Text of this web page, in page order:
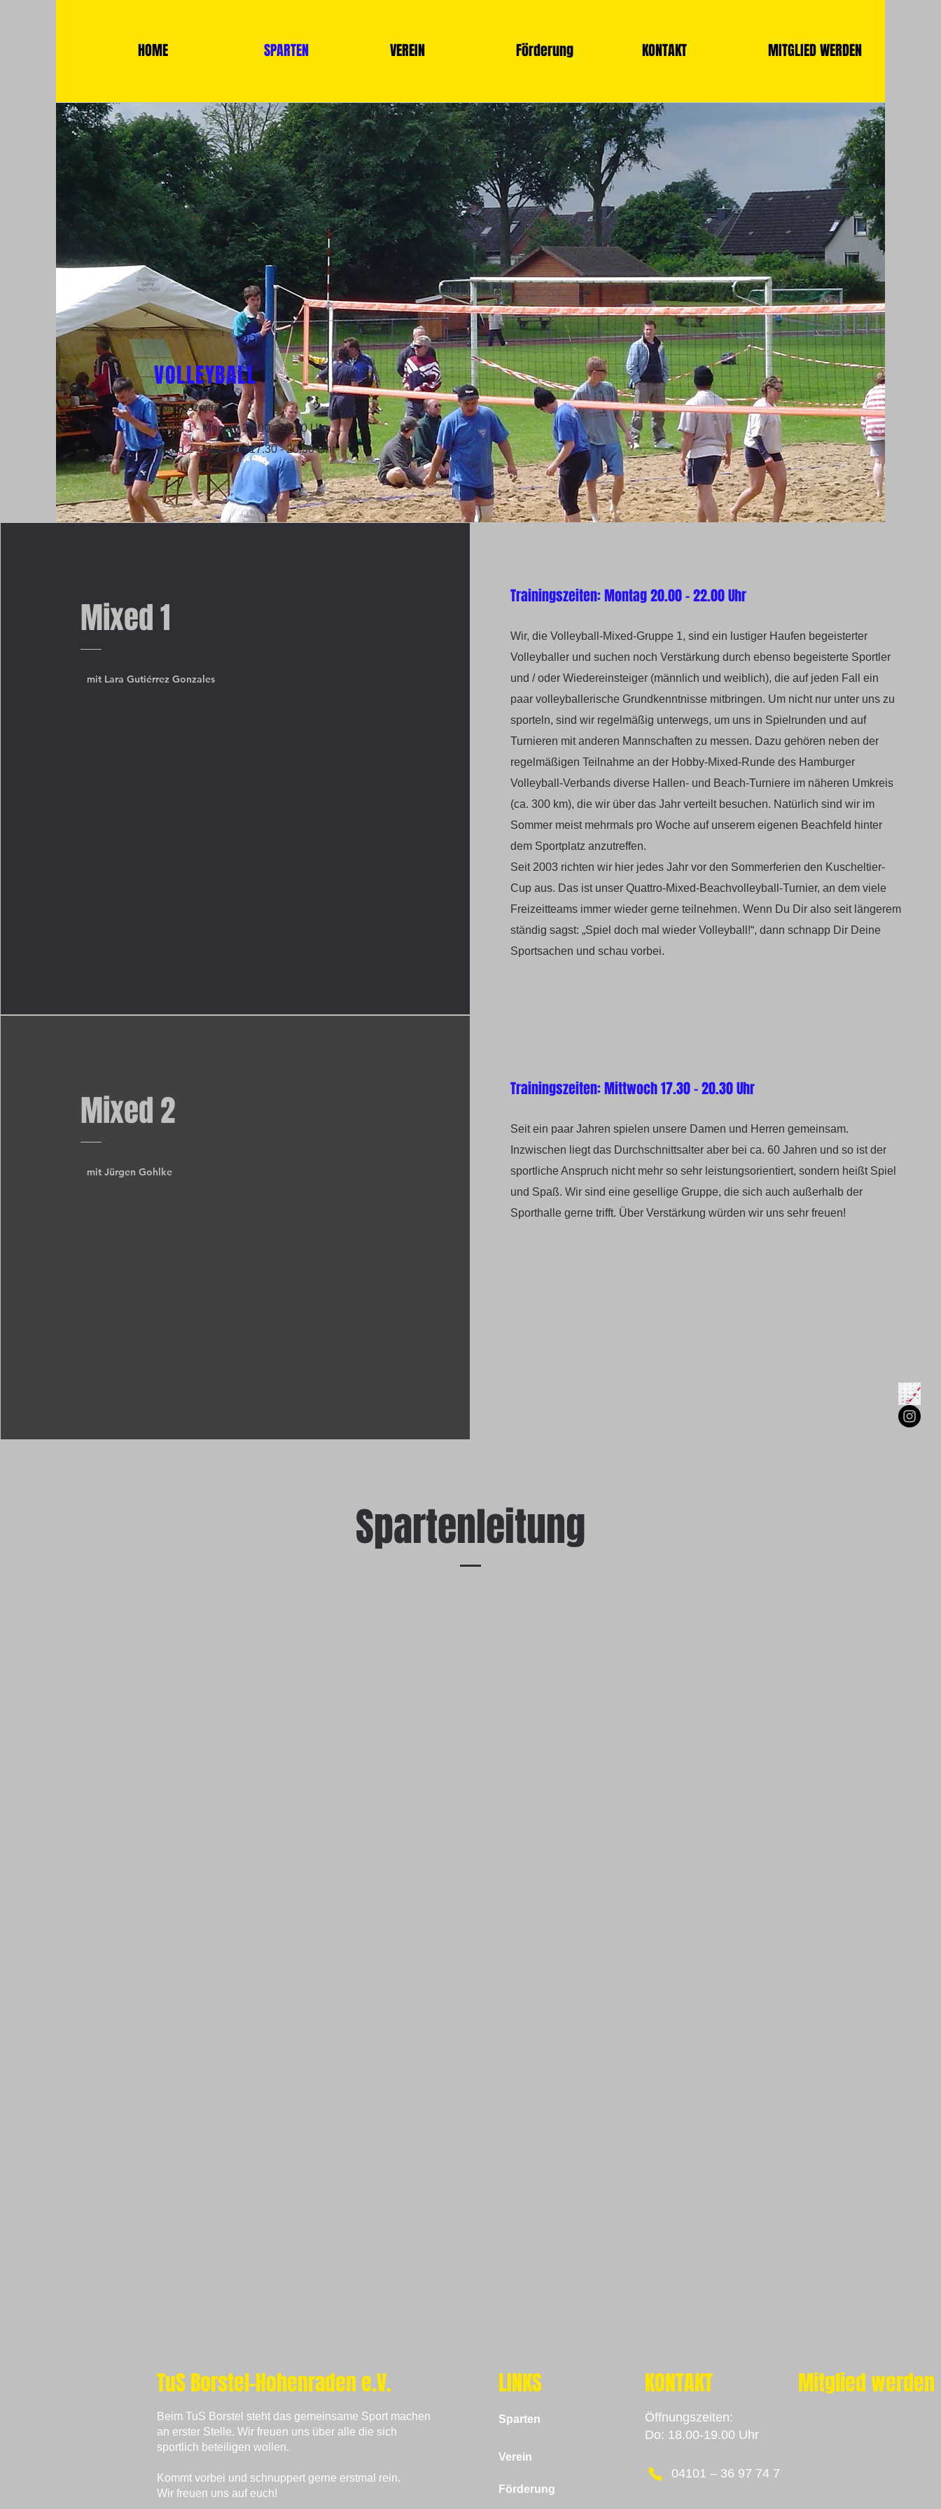
HOME SPARTEN VEREIN Förderung KONTAKT MITGLIED WERDEN
VOLLEYBALL
Übungszeiten:
Mixed 1 - Montag 20.00 - 22.00 Uhr
Mixed 2 - Mittwoch 17.30 - 20.30 Uhr
Mixed 1
mit Lara Gutiérrez Gonzales
Trainingszeiten: Montag 20.00 - 22.00 Uhr
Wir, die Volleyball-Mixed-Gruppe 1, sind ein lustiger Haufen begeisterter
Volleyballer und suchen noch Verstärkung durch ebenso begeisterte Sportler
und / oder Wiedereinsteiger (männlich und weiblich), die auf jeden Fall ein
paar volleyballerische Grundkenntnisse mitbringen. Um nicht nur unter uns zu
sporteln, sind wir regelmäßig unterwegs, um uns in Spielrunden und auf
Turnieren mit anderen Mannschaften zu messen. Dazu gehören neben der
regelmäßigen Teilnahme an der Hobby-Mixed-Runde des Hamburger
Volleyball-Verbands diverse Hallen- und Beach-Turniere im näheren Umkreis
(ca. 300 km), die wir über das Jahr verteilt besuchen. Natürlich sind wir im
Sommer meist mehrmals pro Woche auf unserem eigenen Beachfeld hinter
dem Sportplatz anzutreffen.
Seit 2003 richten wir hier jedes Jahr vor den Sommerferien den Kuscheltier-
Cup aus. Das ist unser Quattro-Mixed-Beachvolleyball-Turnier, an dem viele
Freizeitteams immer wieder gerne teilnehmen. Wenn Du Dir also seit längerem
ständig sagst: „Spiel doch mal wieder Volleyball!“, dann schnapp Dir Deine
Sportsachen und schau vorbei.
Mixed 2
mit Jürgen Gohlke
Trainingszeiten: Mittwoch 17.30 - 20.30 Uhr
Seit ein paar Jahren spielen unsere Damen und Herren gemeinsam.
Inzwischen liegt das Durchschnittsalter aber bei ca. 60 Jahren und so ist der
sportliche Anspruch nicht mehr so sehr leistungsorientiert, sondern heißt Spiel
und Spaß. Wir sind eine gesellige Gruppe, die sich auch außerhalb der
Sporthalle gerne trifft. Über Verstärkung würden wir uns sehr freuen!
Spartenleitung
TuS Borstel-Hohenraden e.V.
Beim TuS Borstel steht das gemeinsame Sport machen
an erster Stelle. Wir freuen uns über alle die sich
sportlich beteiligen wollen.
Kommt vorbei und schnuppert gerne erstmal rein.
Wir freuen uns auf euch!
LINKS
Sparten
Verein
Förderung
KONTAKT Mitglied werden
Öffnungszeiten:
Do: 18.00-19.00 Uhr
04101 – 36 97 74 7